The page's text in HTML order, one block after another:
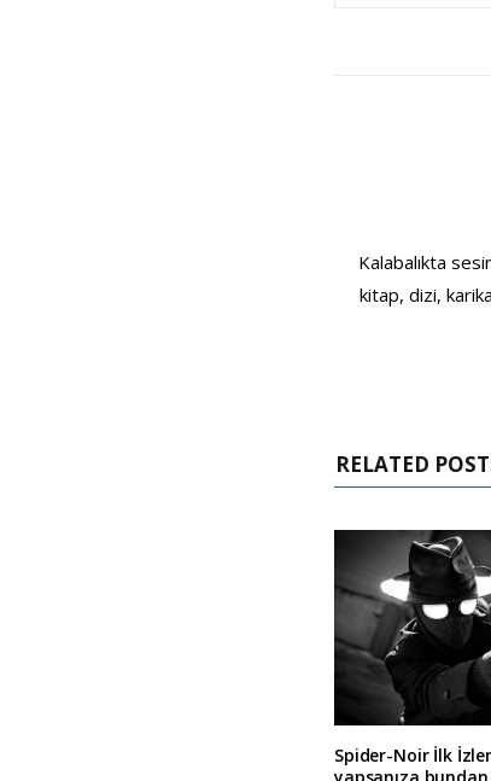
Kalabalıkta
kitap, dizi,
RELATED
Spider-Noir İlk